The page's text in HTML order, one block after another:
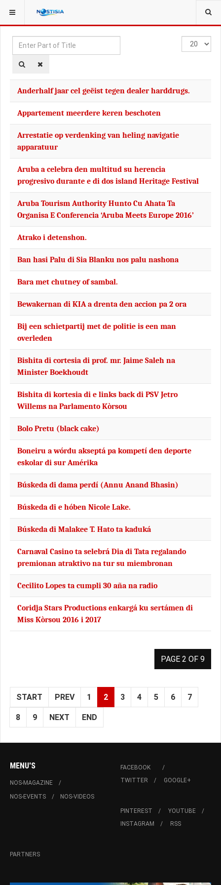
YOU ARE HERE:
Enter
Part
of
Display
#
Anderhalf jaar cel geëist tegen dealer harddrugs.
Appartement meerdere keren beschoten
Arrestatie op verdenking van heling navigatie
apparatuur
Aruba a celebra den multitud su herencia
progresivo durante e di dos island Heritage Festival
Aruba Tourism Authority Hunto Cu Ahata Ta
Organisa E Conferencia ‘Aruba Meets Europe 2016’
Atrako i detenshon.
Ban hasi Palu di Sia Blanku nos palu nashona
Bara met chutney of sambal.
Bewakernan di KIA a drenta den accion pa 2 ora
Bij een schietpartij met de politie is een man
overleden
Bishita di cortesia di prof. mr. Jaime Saleh na
Minister Boekhoudt
Bishita di kortesia di e links back di PSV Jetro
Willems na Parlamento Kòrsou
Bolo Pretu (black cake)
Boneiru a wórdu akseptá pa kompetí den deporte
eskolar di sur Amérika
Búskeda di dama perdí (Annu Anand Bhasin)
Búskeda di e hóben Nicole Lake.
Búskeda di Malakee T. Hato ta kaduká
Carnaval Casino ta selebrá Dia di Tata regalando
premionan atraktivo na tur su miembronan
Cecilito Lopes ta cumpli 30 aña na radio
Coridja Stars Productions enkargá ku sertámen di
Miss Kòrsou 2016 i 2017
PAGE 2 OF 9
START PREV 1 2 3 4 5 6 7
8 9 NEXT END
MENU'S
NOS-MAGAZINE
NOS-EVENTS
NOS-VIDEOS
FACEBOOK
TWITTER
GOOGLE+
PINTEREST
YOUTUBE
INSTAGRAM
RSS
PARTNERS